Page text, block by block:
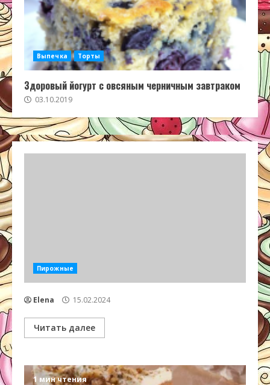
Выпечка Торты
Здоровый йогурт с овсяным черничным завтраком
03.10.2019
Пирожные
Elena 15.02.2024
Читать далее
1 мин чтения